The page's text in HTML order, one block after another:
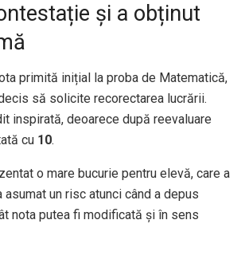
și a obținut
primită inițial la proba de Matematică,
să solicite recorectarea lucrării.
inspirată, deoarece după reevaluare
cu 10.
o mare bucurie pentru elevă, care a
un risc atunci când a depus
nota putea fi modificată și în sens